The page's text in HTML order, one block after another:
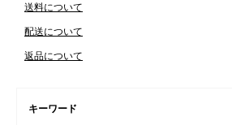
送料について
配送について
返品について
キーワード